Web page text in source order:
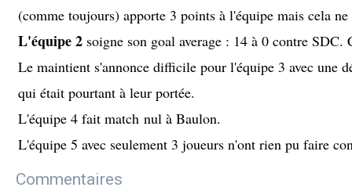
(comme toujours) apporte 3 points à l'équipe mais cela
L'équipe 2 soigne son goal average : 14 à 0 contre
Le maintient s'annonce difficile pour l'équipe 3 avec une
qui était pourtant à leur portée.
L'équipe 4 fait match nul à Baulon.
L'équipe 5 avec seulement 3 joueurs n'ont rien pu faire
Commentaires